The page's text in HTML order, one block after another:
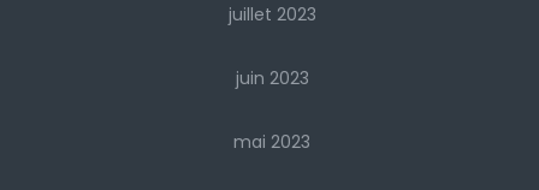
juillet 2023
juin 2023
mai 2023